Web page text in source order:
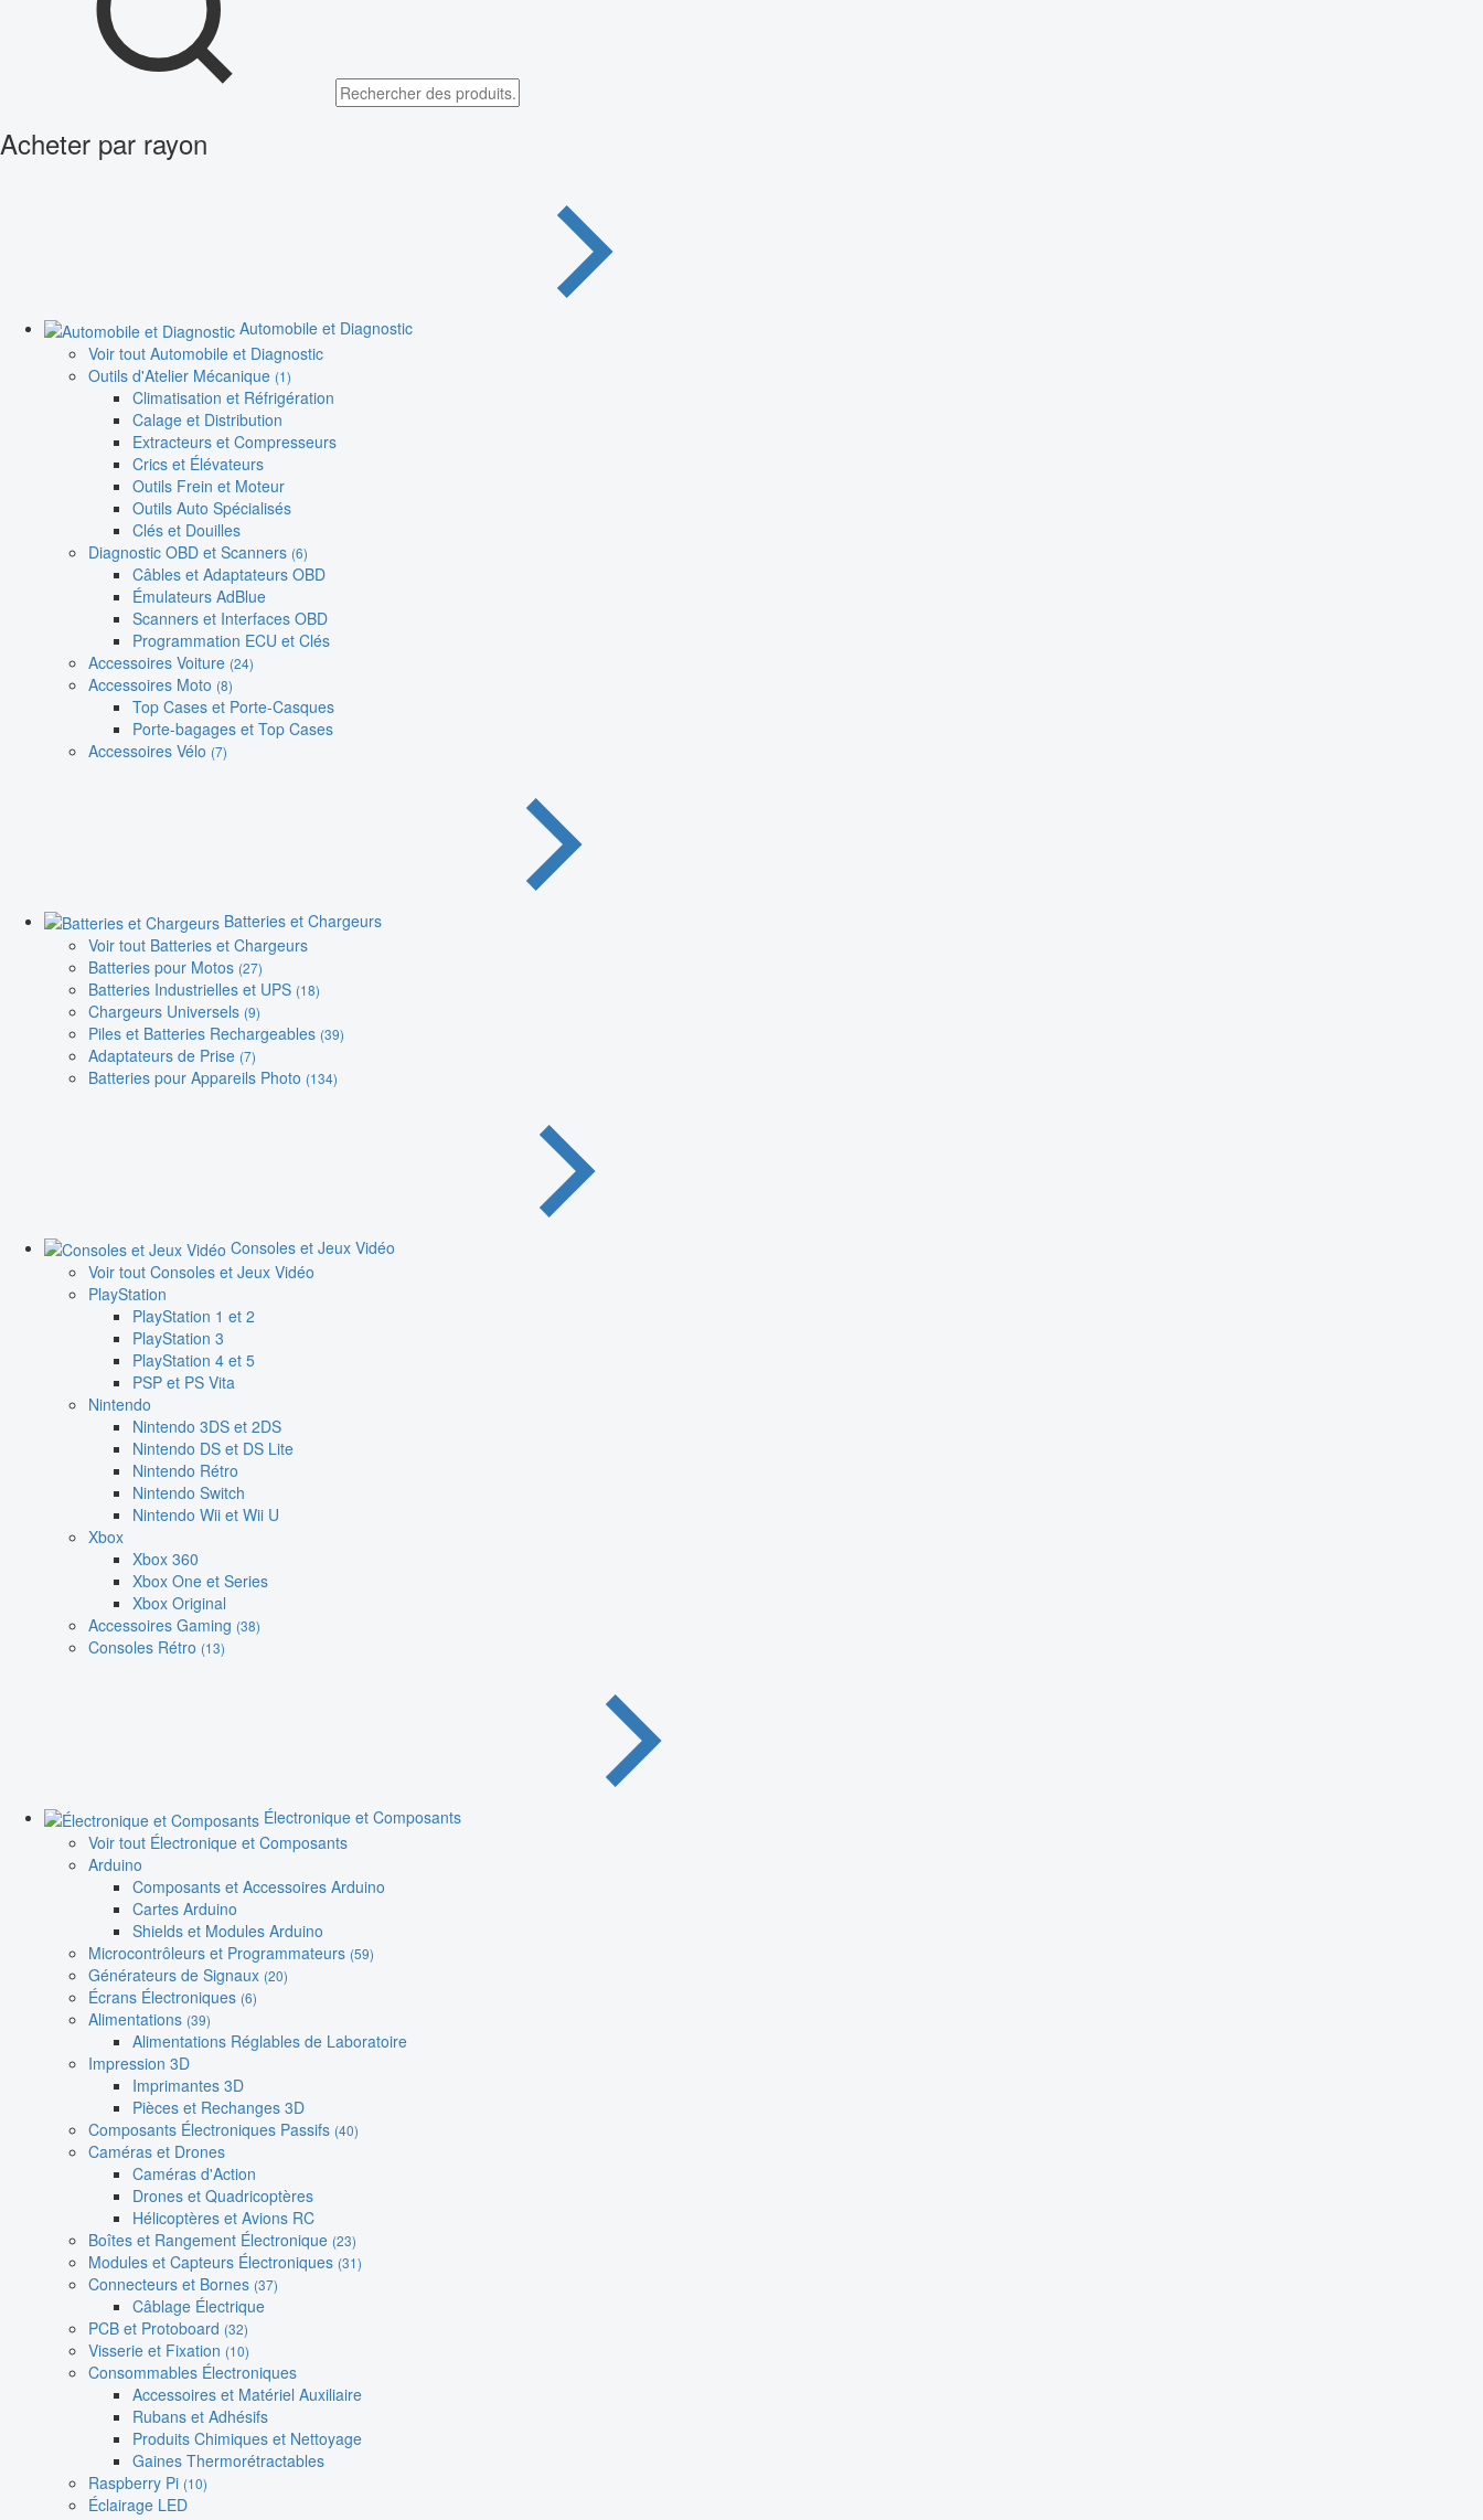
Acheter par rayon
Automobile et Diagnostic
Voir tout Automobile et Diagnostic
Outils d'Atelier Mécanique (1)
Climatisation et Réfrigération
Calage et Distribution
Extracteurs et Compresseurs
Crics et Élévateurs
Outils Frein et Moteur
Outils Auto Spécialisés
Clés et Douilles
Diagnostic OBD et Scanners (6)
Câbles et Adaptateurs OBD
Émulateurs AdBlue
Scanners et Interfaces OBD
Programmation ECU et Clés
Accessoires Voiture (24)
Accessoires Moto (8)
Top Cases et Porte-Casques
Porte-bagages et Top Cases
Accessoires Vélo (7)
Batteries et Chargeurs
Voir tout Batteries et Chargeurs
Batteries pour Motos (27)
Batteries Industrielles et UPS (18)
Chargeurs Universels (9)
Piles et Batteries Rechargeables (39)
Adaptateurs de Prise (7)
Batteries pour Appareils Photo (134)
Consoles et Jeux Vidéo
Voir tout Consoles et Jeux Vidéo
PlayStation
PlayStation 1 et 2
PlayStation 3
PlayStation 4 et 5
PSP et PS Vita
Nintendo
Nintendo 3DS et 2DS
Nintendo DS et DS Lite
Nintendo Rétro
Nintendo Switch
Nintendo Wii et Wii U
Xbox
Xbox 360
Xbox One et Series
Xbox Original
Accessoires Gaming (38)
Consoles Rétro (13)
Électronique et Composants
Voir tout Électronique et Composants
Arduino
Composants et Accessoires Arduino
Cartes Arduino
Shields et Modules Arduino
Microcontrôleurs et Programmateurs (59)
Générateurs de Signaux (20)
Écrans Électroniques (6)
Alimentations (39)
Alimentations Réglables de Laboratoire
Impression 3D
Imprimantes 3D
Pièces et Rechanges 3D
Composants Électroniques Passifs (40)
Caméras et Drones
Caméras d'Action
Drones et Quadricoptères
Hélicoptères et Avions RC
Boîtes et Rangement Électronique (23)
Modules et Capteurs Électroniques (31)
Connecteurs et Bornes (37)
Câblage Électrique
PCB et Protoboard (32)
Visserie et Fixation (10)
Consommables Électroniques
Accessoires et Matériel Auxiliaire
Rubans et Adhésifs
Produits Chimiques et Nettoyage
Gaines Thermorétractables
Raspberry Pi (10)
Éclairage LED